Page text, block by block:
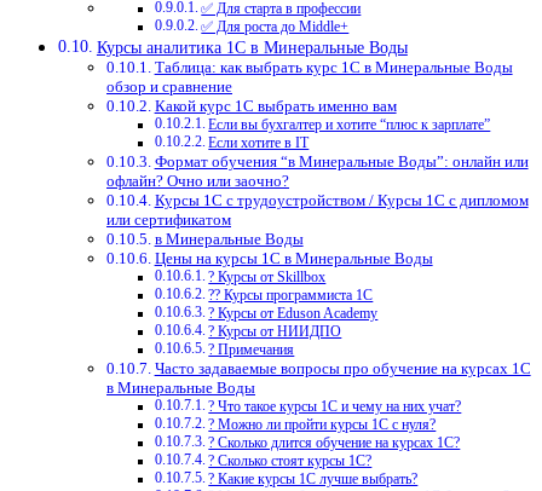
✅ Для старта в профессии
✅ Для роста до Middle+
Курсы аналитика 1С в Минеральные Воды
Таблица: как выбрать курс 1С в Минеральные Воды
обзор и сравнение
Какой курс 1С выбрать именно вам
Если вы бухгалтер и хотите “плюс к зарплате”
Если хотите в IT
Формат обучения “в Минеральные Воды”: онлайн или
офлайн? Очно или заочно?
Курсы 1С с трудоустройством / Курсы 1С с дипломом
или сертификатом
в Минеральные Воды
Цены на курсы 1С в Минеральные Воды
? Курсы от Skillbox
?‍? Курсы программиста 1С
? Курсы от Eduson Academy
? Курсы от НИИДПО
? Примечания
Часто задаваемые вопросы про обучение на курсах 1С
в Минеральные Воды
? Что такое курсы 1С и чему на них учат?
? Можно ли пройти курсы 1С с нуля?
? Сколько длится обучение на курсах 1С?
? Сколько стоят курсы 1С?
? Какие курсы 1С лучше выбрать?